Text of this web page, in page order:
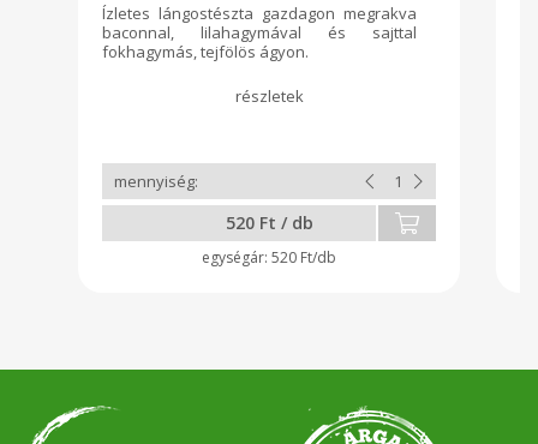
Ízletes lángostészta gazdagon megrakva
baconnal, lilahagymával és sajttal
fokhagymás, tejfölös ágyon.
520 Ft / db
520 Ft/db